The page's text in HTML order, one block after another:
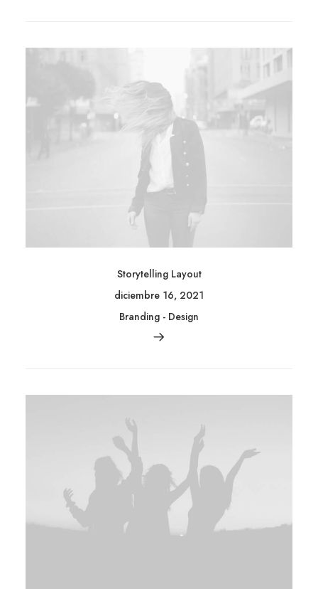
Storytelling Layout
diciembre 16, 2021
Branding - Design